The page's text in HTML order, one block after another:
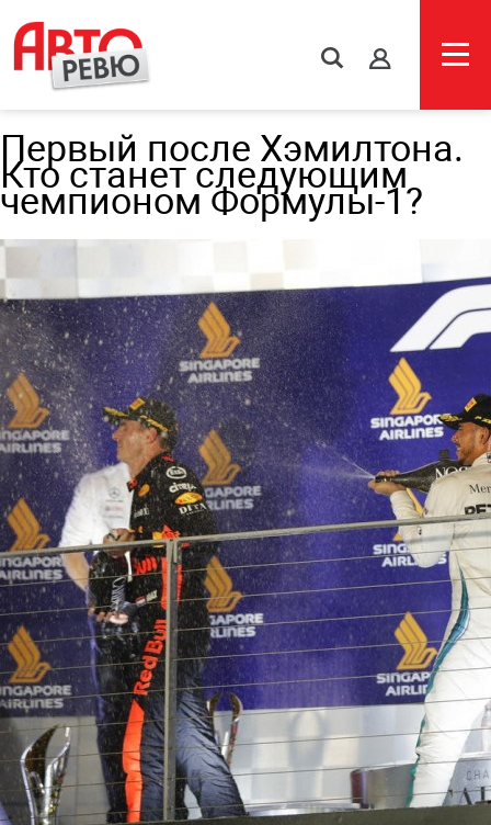
s
Первый после Хэмилтона.
Кто станет следующим
чемпионом Формулы-1?